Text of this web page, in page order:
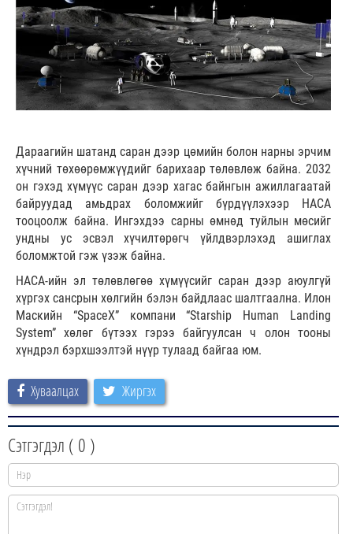
Дараагийн шатанд саран дээр цөмийн болон нарны эрчим
хүчний төхөөрөмжүүдийг барихаар төлөвлөж байна. 2032
он гэхэд хүмүүс саран дээр хагас байнгын ажиллагаатай
байруудад амьдрах боломжийг бүрдүүлэхээр НАСА
тооцоолж байна. Ингэхдээ сарны өмнөд туйлын мөсийг
ундны ус эсвэл хүчилтөрөгч үйлдвэрлэхэд ашиглах
боломжтой гэж үзэж байна.
НАСА-ийн эл төлөвлөгөө хүмүүсийг саран дээр аюулгүй
хүргэх сансрын хөлгийн бэлэн байдлаас шалтгаална. Илон
Маскийн “SpaceX” компани “Starship Human Landing
System” хөлөг бүтээх гэрээ байгуулсан ч олон тооны
хүндрэл бэрхшээлтэй нүүр тулаад байгаа юм.
Хуваалцах Жиргэх
Сэтгэгдэл ( 0 )